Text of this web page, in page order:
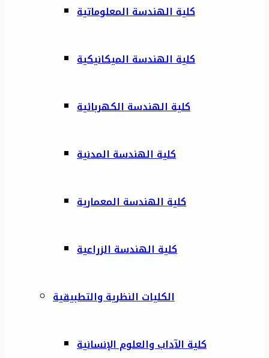
كلية الهندسة المعلوماتية
كلية الهندسة الميكانيكية
كلية الهندسة الكهربائية
كلية الهندسة المدنية
كلية الهندسة المعمارية
كلية الهندسة الزراعية
الكليات النظرية والتطبيقية
كلية الآداب والعلوم الإنسانية